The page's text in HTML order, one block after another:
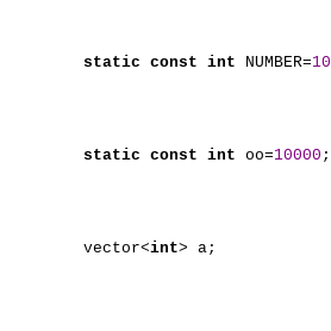
static const int NUMBER=10
static const int oo=10000 ;
vector<int> a;